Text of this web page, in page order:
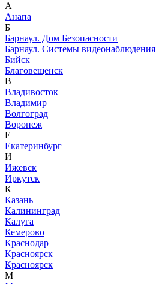
А
Анапа
Б
Барнаул. Дом Безопасности
Барнаул. Системы видеонаблюдения
Бийск
Благовещенск
В
Владивосток
Владимир
Волгоград
Воронеж
Е
Екатеринбург
И
Ижевск
Иркутск
К
Казань
Калининград
Калуга
Кемерово
Краснодар
Красноярск
Красноярск
М